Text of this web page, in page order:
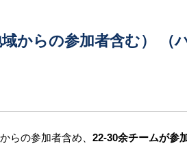
からの参加者含む） （
らの参加者含め、 22-30余チームが参